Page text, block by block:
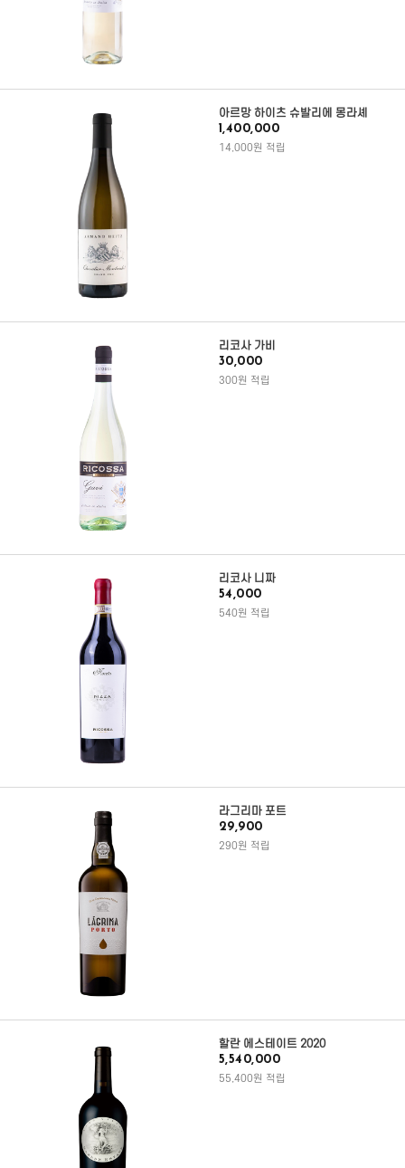
아르망 하이츠 슈발리에 몽라셰
1,400,000
14,000원 적립
리코사 가비
30,000
300원 적립
리코사 니짜
54,000
540원 적립
라그리마 포트
29,900
290원 적립
할란 에스테이트 2020
5,540,000
55,400원 적립